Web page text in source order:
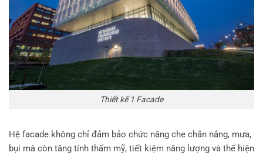
Thiết kế 1 Facade
Hệ facade không chỉ đảm bảo chức năng che chắn nắng, mưa,
bụi mà còn tăng tính thẩm mỹ, tiết kiệm năng lượng và thể hiện